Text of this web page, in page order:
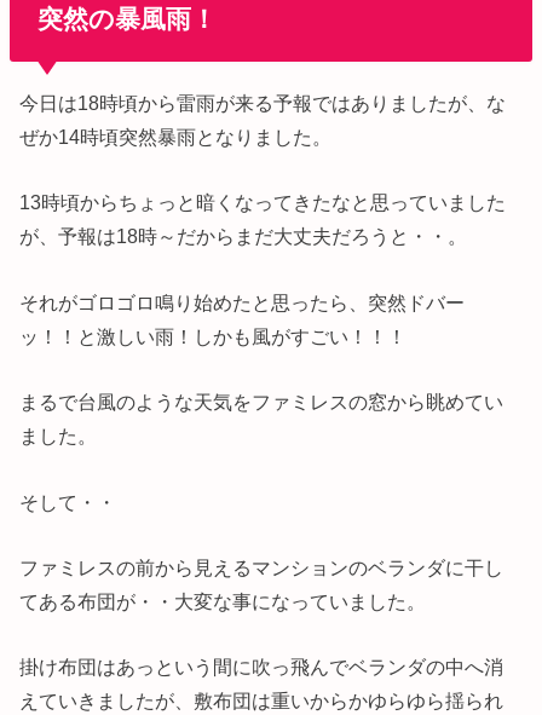
突然の暴風雨！
今日は18時頃から雷雨が来る予報ではありましたが、な
ぜか14時頃突然暴雨となりました。
13時頃からちょっと暗くなってきたなと思っていました
が、予報は18時～だからまだ大丈夫だろうと・・。
それがゴロゴロ鳴り始めたと思ったら、突然ドバー
ッ！！と激しい雨！しかも風がすごい！！！
まるで台風のような天気をファミレスの窓から眺めてい
ました。
そして・・
ファミレスの前から見えるマンションのベランダに干し
てある布団が・・大変な事になっていました。
掛け布団はあっという間に吹っ飛んでベランダの中へ消
えていきましたが、敷布団は重いからかゆらゆら揺られ